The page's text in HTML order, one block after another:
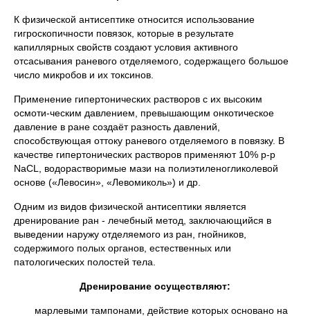
К физической антисептике относится использование
гигроскопичности повязок, которые в результате
капиллярных свойств создают условия активного
отсасывания раневого отделяемого, содержащего большое
число микробов и их токсинов.
Применение гипертонических растворов с их высоким
осмоти-ческим давлением, превышающим онкотическое
давление в ране создаёт разность давлений,
способствующая оттоку раневого отделяемого в повязку. В
качестве гипертонических растворов применяют 10% р-р
NаСL, водорастворимые мази на полиэтиленогликолевой
основе («Левосин», «Левомиколь») и др.
Одним из видов физической антисептики является
дренирование ран - лечебный метод, заключающийся в
выведении наружу отделяемого из ран, гнойников,
содержимого полых органов, естественных или
патологических полостей тела.
Дренирование осуществляют:
марлевыми тампонами, действие которых основано на